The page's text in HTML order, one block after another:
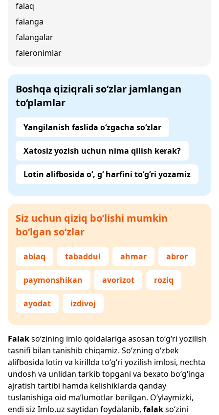
falaq
falanga
falangalar
faleronimlar
Boshqa qiziqrali so‘zlar jamlangan
to‘plamlar
Yangilanish faslida o‘zgacha so‘zlar
Xatosiz yozish uchun nima qilish kerak?
Lotin alifbosida o‘, g‘ harfini to‘g‘ri yozamiz
Siz uchun qiziq bo‘lishi mumkin
bo‘lgan so‘zlar
ablaq tabaddul ahmar abror
paymonshikan avorizot roziq
ayodat izdivoj
Falakso‘zining imlo qoidalariga asosan to‘g‘ri yozilish
tasnifi bilan tanishib chiqamiz. So‘zning o‘zbek
alifbosida lotin va kirillda to‘g‘ri yozilish imlosi, nechta
undosh va unlidan tarkib topgani va bexato bo‘g‘inga
ajratish tartibi hamda kelishiklarda qanday
tuslanishiga oid ma’lumotlar berilgan. O‘ylaymizki,
endi siz Imlo.uz saytidan foydalanib, falakso‘zini